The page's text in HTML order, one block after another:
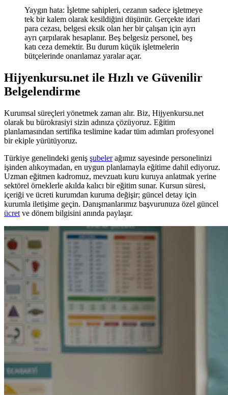
Yaygın hata: İşletme sahipleri, cezanın sadece işletmeye
tek bir kalem olarak kesildiğini düşünür. Gerçekte idari
para cezası, belgesi eksik olan her bir çalışan için ayrı
ayrı çarpılarak hesaplanır. Beş belgesiz personel, beş
katı ceza demektir. Bu durum küçük işletmelerin
bütçelerinde onarılamaz yaralar açar.
Hijyenkursu.net ile Hızlı ve Güvenilir
Belgelendirme
Kurumsal süreçleri yönetmek zaman alır. Biz, Hijyenkursu.net
olarak bu bürokrasiyi sizin adınıza çözüyoruz. Eğitim
planlamasından sertifika teslimine kadar tüm adımları profesyonel
bir ekiple yürütüyoruz.
Türkiye genelindeki geniş şubelerağımız sayesinde personelinizi
işinden alıkoymadan, en uygun planlamayla eğitime dahil ediyoruz.
Uzman eğitmen kadromuz, mevzuatı kuru kuruya anlatmak yerine
sektörel örneklerle akılda kalıcı bir eğitim sunar. Kursun süresi,
içeriği ve ücreti kurumdan kuruma değişir; güncel detay için
kurumla iletişime geçin. Danışmanlarımız başvurunuza özel güncel
ücret ve dönem bilgisini anında paylaşır.